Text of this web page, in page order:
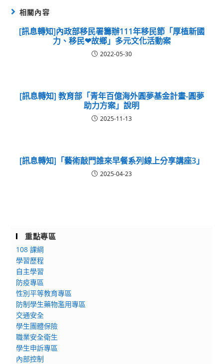
相關內容
[訊息轉知]內政部移民署籌辦111年移民節「厚植新國
力、移民❤故鄉」多元文化活動案
2022-05-30
[訊息轉知] 教育部「青年百億海外圓夢基金計畫-圓夢
助力方案」說明
2025-11-13
[訊息轉知]「藝術敲門誰來早餐系列線上分享講座3」
2025-04-23
重點專區
108 課綱
學習歷程
自主學習
防疫專區
性別平等教育專區
防制學生藥物濫用專區
交通安全
學生團體保險
職業安全衛生
學生申訴專區
內部控制